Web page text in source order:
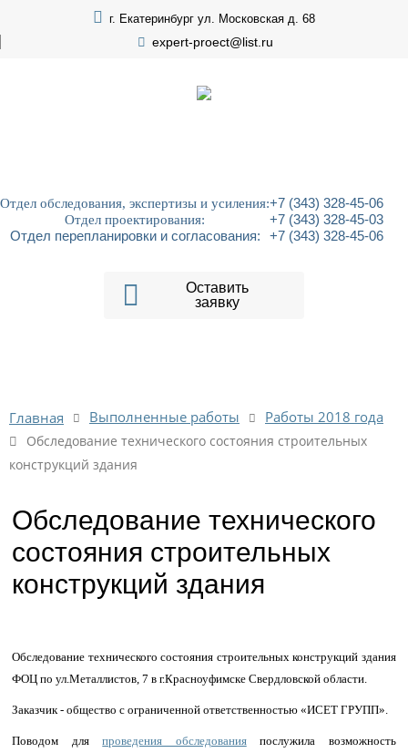
г. Екатеринбург ул. Московская д. 68
expert-proect@list.ru
Отдел обследования, экспертизы и усиления:+7 (343) 328-45-06
Отдел проектирования:
+7 (343) 328-45-03
Отдел перепланировки и согласования:
+7 (343) 328-45-06
Оставить
заявку
Главная Выполненные работы Работы 2018 года
Обследование технического состояния строительных
конструкций здания
Обследование технического
состояния строительных
конструкций здания
Обследование технического состояния строительных конструкций здания
ФОЦ по ул.Металлистов, 7 в г.Красноуфимске Свердловской области.
Заказчик - общество с ограниченной ответственностью «ИСЕТ ГРУПП».
Поводом дляпроведения обследованияпослужила возможность